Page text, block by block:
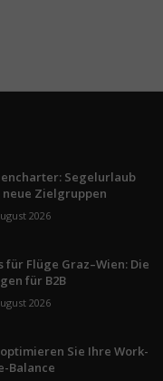
Segelurlaub
Zielgruppen
2026
für Flüge Graz–Wien: Die
für B2B
2026
optimieren Sie Ihre Work-
Balance